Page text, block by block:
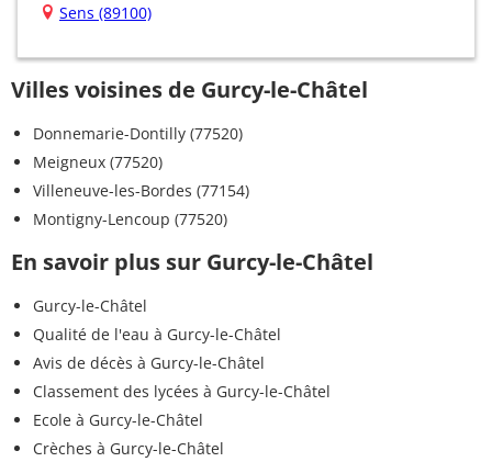
Sens (89100)
Villes voisines de Gurcy-le-Châtel
Donnemarie-Dontilly (77520)
Meigneux (77520)
Villeneuve-les-Bordes (77154)
Montigny-Lencoup (77520)
En savoir plus sur Gurcy-le-Châtel
Gurcy-le-Châtel
Qualité de l'eau à Gurcy-le-Châtel
Avis de décès à Gurcy-le-Châtel
Classement des lycées à Gurcy-le-Châtel
Ecole à Gurcy-le-Châtel
Crèches à Gurcy-le-Châtel